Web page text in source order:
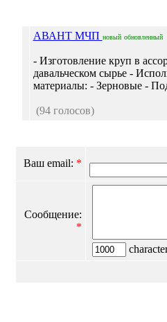
АВАНТ МЧП новый обновленный
- Изготовление круп в
давальческом сырье -
материалы: - Зерновые -
(94 голосов)
Ваш email: *
Сообщение:
*